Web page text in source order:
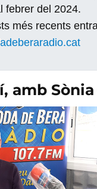
febrer del 2024.
més recents
amb